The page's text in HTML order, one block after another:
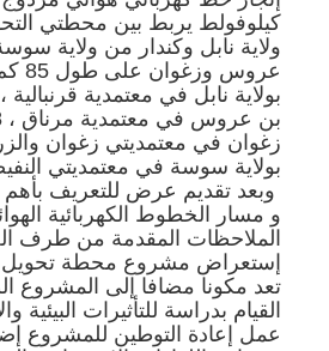
ولاية نابل وكندار من ولاية
بولاية سوسة في معتمديتي
وبعد تقديم عرض للتعريف
و مسار الخطوط الكهربائية
الملاحظات المقدمة من طرف
تعد مكونا مضافا إلى المشروع
القيام بدراسة للتأثيرات البيئية
عمل إعادة التوطين للمشروع